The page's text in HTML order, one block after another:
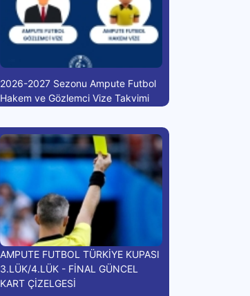
2026-2027 Sezonu Ampute Futbol
Hakem ve Gözlemci Vize Takvimi
AMPUTE FUTBOL TÜRKİYE KUPASI
3.LÜK/4.LÜK - FİNAL GÜNCEL
KART ÇİZELGESİ